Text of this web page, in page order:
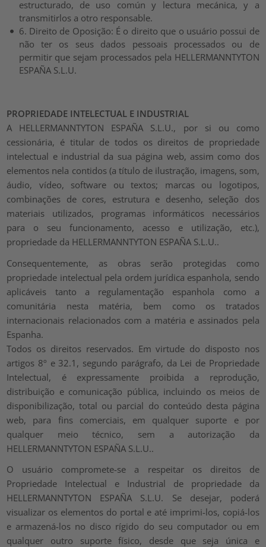
estructurado, de uso común y lectura mecánica, y a
transmitirlos a otro responsable.
6. Direito de Oposição: É o direito que o usuário possui de
não ter os seus dados pessoais processados ou de
permitir que sejam processados pela HELLERMANNTYTON
ESPAÑA S.L.U.
PROPRIEDADE INTELECTUAL E INDUSTRIAL
A HELLERMANNTYTON ESPAÑA S.L.U., por si ou como
cessionária, é titular de todos os direitos de propriedade
intelectual e industrial da sua página web, assim como dos
elementos nela contidos (a título de ilustração, imagens, som,
áudio, vídeo, software ou textos; marcas ou logotipos,
combinações de cores, estrutura e desenho, seleção dos
materiais utilizados, programas informáticos necessários
para o seu funcionamento, acesso e utilização, etc.),
propriedade da HELLERMANNTYTON ESPAÑA S.L.U..
Consequentemente, as obras serão protegidas como
propriedade intelectual pela ordem jurídica espanhola, sendo
aplicáveis tanto a regulamentação espanhola como a
comunitária nesta matéria, bem como os tratados
internacionais relacionados com a matéria e assinados pela
Espanha.
Todos os direitos reservados. Em virtude do disposto nos
artigos 8º e 32.1, segundo parágrafo, da Lei de Propriedade
Intelectual, é expressamente proibida a reprodução,
distribuição e comunicação pública, incluindo os meios de
disponibilização, total ou parcial do conteúdo desta página
web, para fins comerciais, em qualquer suporte e por
qualquer meio técnico, sem a autorização da
HELLERMANNTYTON ESPAÑA S.L.U..
O usuário compromete-se a respeitar os direitos de
Propriedade Intelectual e Industrial de propriedade da
HELLERMANNTYTON ESPAÑA S.L.U. Se desejar, poderá
visualizar os elementos do portal e até imprimi-los, copiá-los
e armazená-los no disco rígido do seu computador ou em
qualquer outro suporte físico, desde que seja única e